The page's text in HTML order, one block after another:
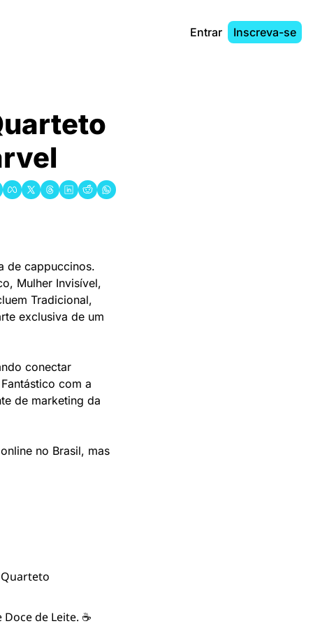
Entrar Inscreva-se
de cappuccinos.
Mulher Invisível,
Tradicional,
exclusiva de um
conectar
com a
de marketing da
no Brasil, mas
de Leite. ☕